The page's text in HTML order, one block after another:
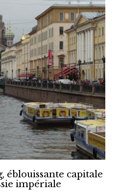
éblouissante capitale
impériale